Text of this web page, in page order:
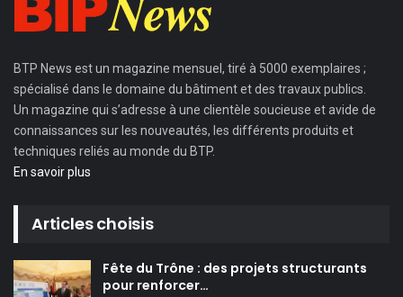
BTP News est un magazine mensuel, tiré à 5000 exemplaires ;
spécialisé dans le domaine du bâtiment et des travaux publics.
Un magazine qui s’adresse à une clientèle soucieuse et avide de
connaissances sur les nouveautés, les différents produits et
techniques reliés au monde du BTP.
En savoir plus
Articles choisis
Fête du Trône : des projets structurants
pour renforcer…